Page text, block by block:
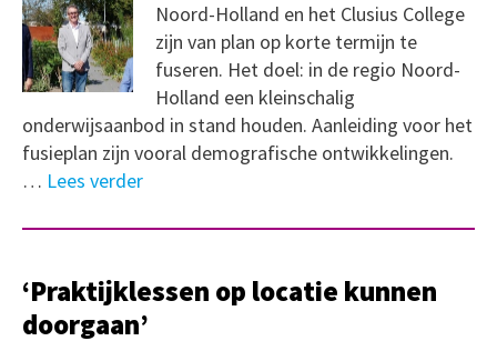
Noord-Holland en het Clusius College
zijn van plan op korte termijn te
fuseren. Het doel: in de regio Noord-
Holland een kleinschalig
onderwijsaanbod in stand houden. Aanleiding voor het
fusieplan zijn vooral demografische ontwikkelingen.
… Lees verder
‘Praktijklessen op locatie kunnen
doorgaan’